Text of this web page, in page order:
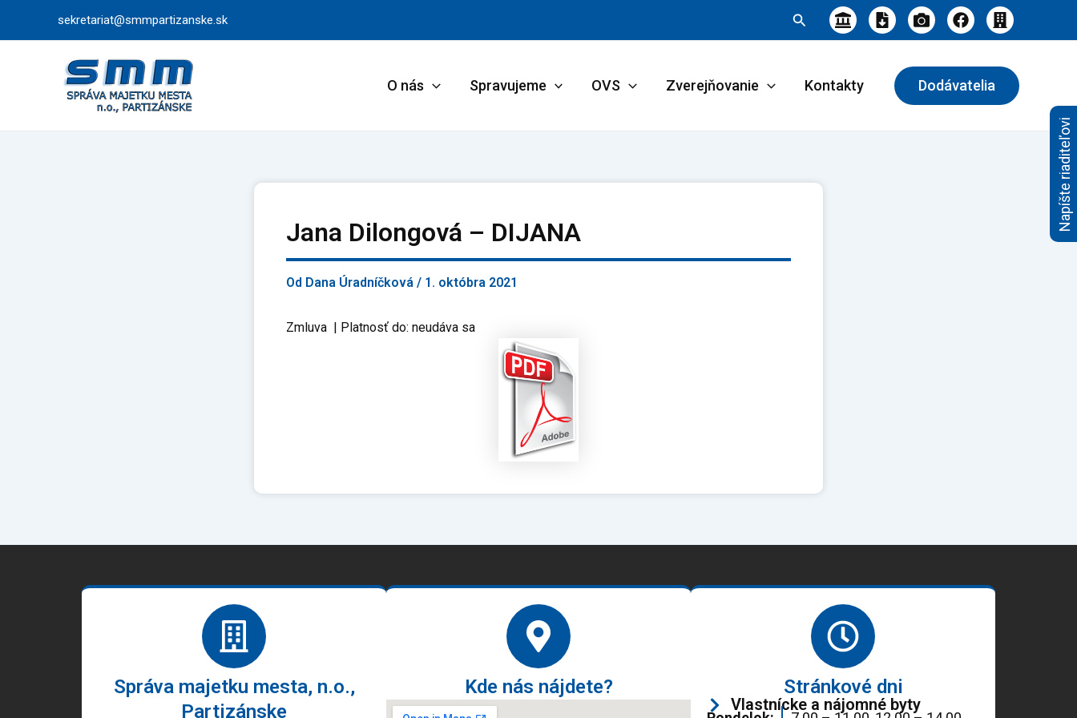
sekretariat@smmpartizanske.sk Hľadať
O nás Spravujeme OVS Zverejňovanie Kontakty Dodávatelia
Jana Dilongová – DIJANA
Od Dana Úradníčková / 1. októbra 2021
Zmluva | Platnosť do: neudáva sa
Správa majetku mesta, n.o.,
Partizánske
Kde nás nájdete? Stránkové dni
Vlastnícke a nájomné byty
Napíšte riaditeľovi